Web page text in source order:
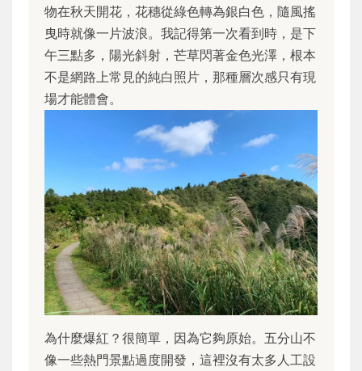
物在秋天開花，花穗從綠色轉為銀白色，隨風搖
曳時就像一片波浪。我記得第一次看到時，是下
午三點多，陽光斜射，芒草閃著金色光澤，根本
不是網路上常見的純白照片，那種層次感只有現
場才能體會。
為什麼爆紅？很簡單，因為它夠原始。五分山不
像一些熱門景點過度開發，這裡沒有太多人工設